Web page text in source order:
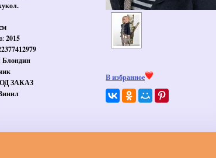
2015
Блондин
ЗАКАЗ
В избранное